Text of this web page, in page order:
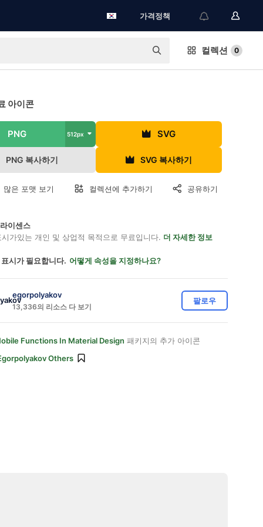
가격정책
컬렉션 0
아이콘
PNG 512px SVG
PNG 복사하기 SVG 복사하기
많은 포맷 보기 컬렉션에 추가하기 공유하기
이센스
가있는 개인 및 상업적 목적으로 무료입니다. 더 자세한 정보
시가 필요합니다. 어떻게 속성을 지정하나요?
egorpolyakov
13,336의 리소스 다 보기
팔로우
Functions In Material Design 패키지의 추가 아이콘
Others